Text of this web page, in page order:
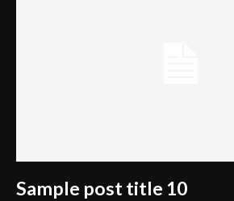
Sample post title 10